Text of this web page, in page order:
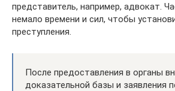
представитель, например, адвокат.
немало времени и сил, чтобы
преступления.
После предоставления в органы
доказательной базы и заявления